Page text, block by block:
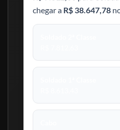
chegar a R$ 38.647,78